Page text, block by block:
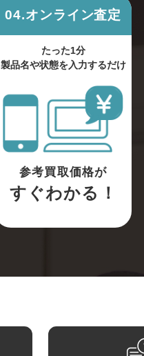
04.オンライン査定
たった1分
製品名や状態を入力するだけ
参考買取価格が
すぐわかる！